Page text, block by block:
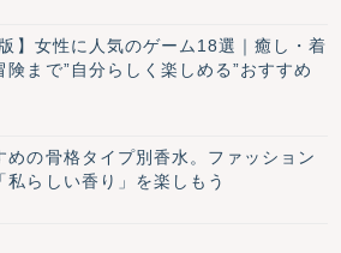
】女性に人気のゲーム18選｜癒し・着
険まで”自分らしく楽しめる”おすすめ
めの骨格タイプ別香水。ファッション
私らしい香り」を楽しもう